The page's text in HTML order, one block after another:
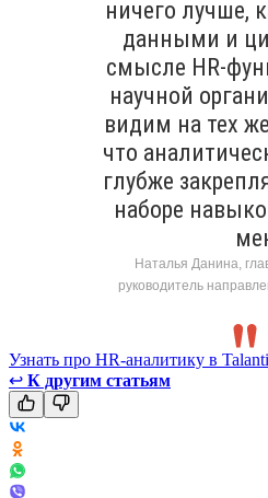
ничего лучше,
данными и
смысле HR-
научной
видим на тех
что
глубже
наборе
Наталья Данина,
руководитель
Узнать про HR-аналитику в
↩ К другим статьям